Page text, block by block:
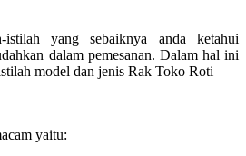
istilah yang sebaiknya anda ketahui
dalam pemesanan. Dalam hal ini
model dan jenis Rak Toko Roti
yaitu: